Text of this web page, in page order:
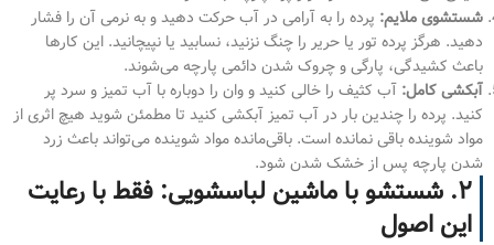
شستشوی ملایم: پرده را به آرامی در آب حرکت دهید و به نرمی آن را فشار
دهید. هرگز پرده تور یا حریر را چنگ نزنید، نسابید یا نپیچانید. این کارها
باعث کشیدگی، پارگی و چروک شدن دائمی پارچه می‌شوند.
آبکشی کامل: آب کثیف را خالی کنید و وان را دوباره با آب تمیز و سرد پر
کنید. پرده را چندین بار در آب تمیز آبکشی کنید تا مطمئن شوید هیچ اثری از
مواد شوینده باقی نمانده است. باقی‌مانده مواد شوینده می‌تواند باعث زرد
شدن پارچه پس از خشک شدن شود.
۲. شستشو با ماشین لباسشویی: فقط با رعایت
این اصول